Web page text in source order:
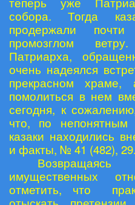
собора. Тогда
продержали
промозглом
Патриарха,
очень надеялся
прекрасном
помолиться в нем
сегодня, к
что, по
казаки находились
и факты, № 41 (482),
имущественных
отметить, что